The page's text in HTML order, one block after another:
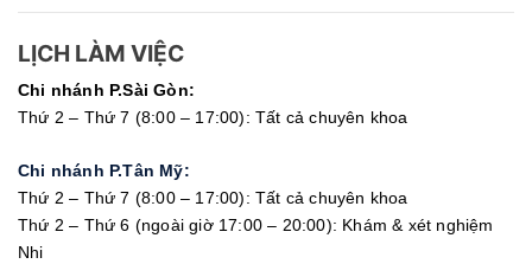
LỊCH LÀM VIỆC
Chi nhánh P.Sài Gòn:
Thứ 2 – Thứ 7 (8:00 – 17:00): Tất cả chuyên khoa
Chi nhánh P.Tân Mỹ:
Thứ 2 – Thứ 7 (8:00 – 17:00): Tất cả chuyên khoa
Thứ 2 – Thứ 6 (ngoài giờ 17:00 – 20:00): Khám & xét nghiệm
Nhi